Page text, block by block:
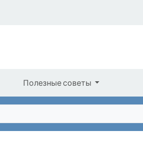
Полезные советы